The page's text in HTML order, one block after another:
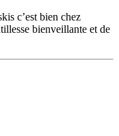
c’est bien chez
bienveillante et de